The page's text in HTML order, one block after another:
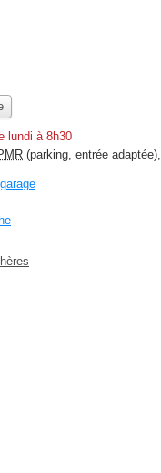
lundi à 8h30
(parking, entrée adaptée),